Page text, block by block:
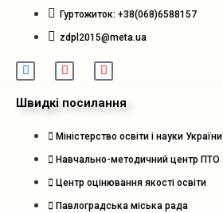
Гуртожиток: +38(068)6588157
zdpl2015@meta.ua
Швидкі посилання
Міністерство освіти і науки України
Навчально-методичний центр ПТО
Центр оцінювання якості освіти
Павлоградська міська рада